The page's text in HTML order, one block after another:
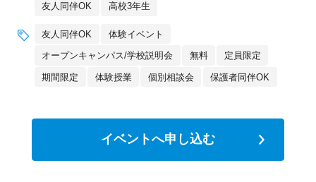
友人同伴OK 高校3年生
友人同伴OK 体験イベント
オープンキャンパス/学校説明会 無料 定員限定
期間限定 体験授業 個別相談会 保護者同伴OK
イベントへ申し込む